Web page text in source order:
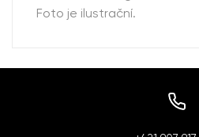
Foto je ilustrační.